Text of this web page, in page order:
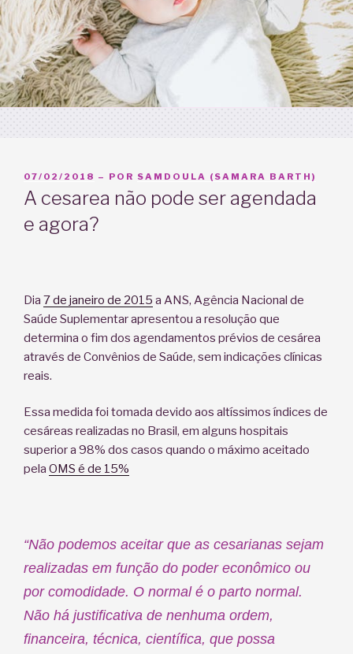
PUBLICADO
EM
07/02/2018 – POR SAMDOULA (SAMARA BARTH)
A cesarea não pode ser agendada
e agora?
Dia 7 de janeiro de 2015 a ANS, Agência Nacional de
Saúde Suplementar apresentou a resolução que
determina o fim dos agendamentos prévios de cesárea
através de Convênios de Saúde, sem indicações clínicas
reais.
Essa medida foi tomada devido aos altíssimos índices de
cesáreas realizadas no Brasil, em alguns hospitais
superior a 98% dos casos quando o máximo aceitado
pela OMS é de 15%
“Não podemos aceitar que as cesarianas sejam
realizadas em função do poder econômico ou
por comodidade. O normal é o parto normal.
Não há justificativa de nenhuma ordem,
financeira, técnica, científica, que possa